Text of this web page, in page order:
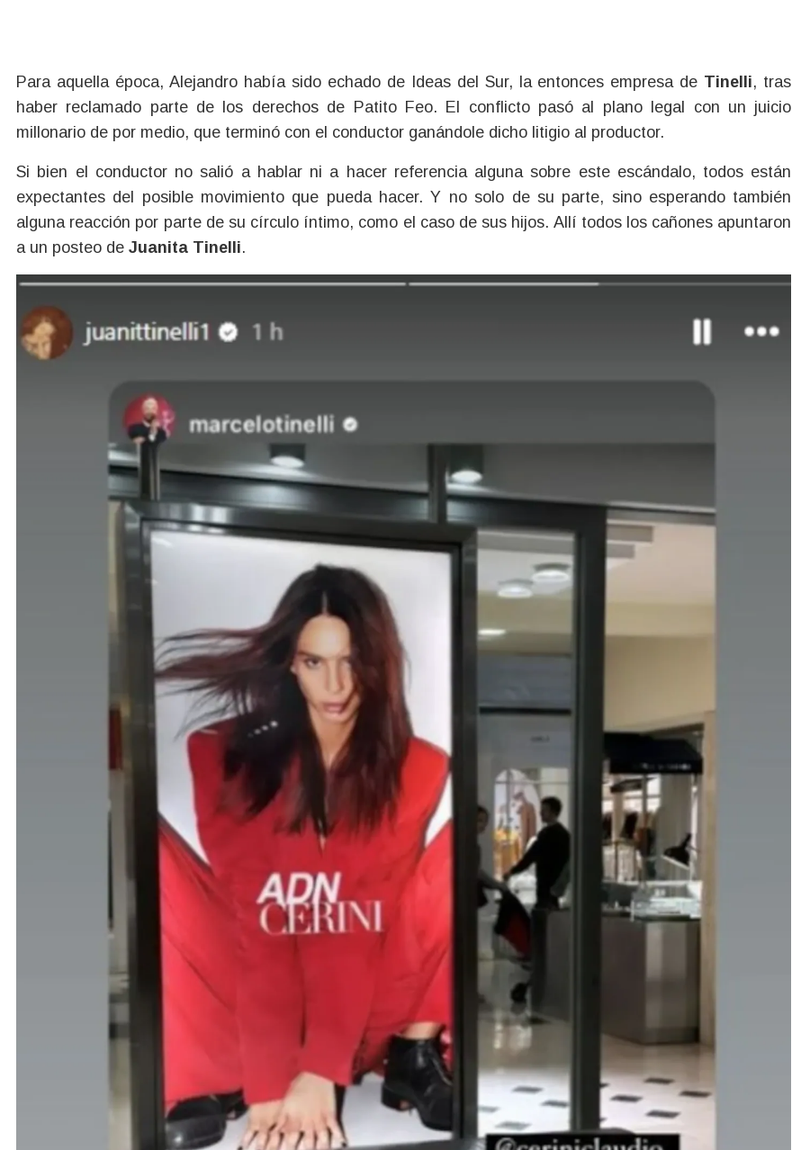
Para aquella época, Alejandro había sido echado de Ideas del Sur, la entonces empresa de Tinelli, tras
haber reclamado parte de los derechos de Patito Feo. El conflicto pasó al plano legal con un juicio
millonario de por medio, que terminó con el conductor ganándole dicho litigio al productor.
Si bien el conductor no salió a hablar ni a hacer referencia alguna sobre este escándalo, todos están
expectantes del posible movimiento que pueda hacer. Y no solo de su parte, sino esperando también
alguna reacción por parte de su círculo íntimo, como el caso de sus hijos. Allí todos los cañones apuntaron
a un posteo de Juanita Tinelli.